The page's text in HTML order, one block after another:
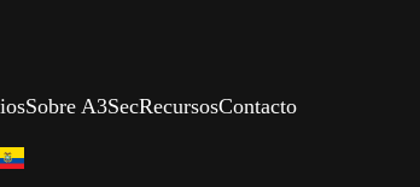
Sobre A3SecRecursosContacto